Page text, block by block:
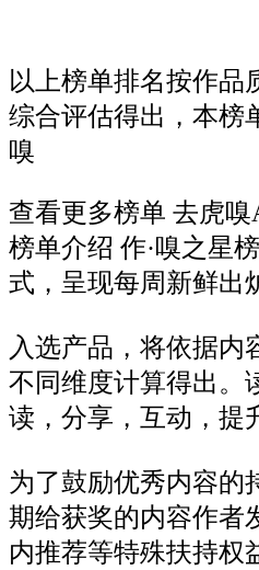
以上榜单排名按作品
综合评估得出，本榜
嗅
查看更多榜单 去虎嗅
榜单介绍 作·嗅之星
式，呈现每周新鲜出
入选产品，将依据内
不同维度计算得出。
读，分享，互动，提
为了鼓励优秀内容的
期给获奖的内容作者
内推荐等特殊扶持权